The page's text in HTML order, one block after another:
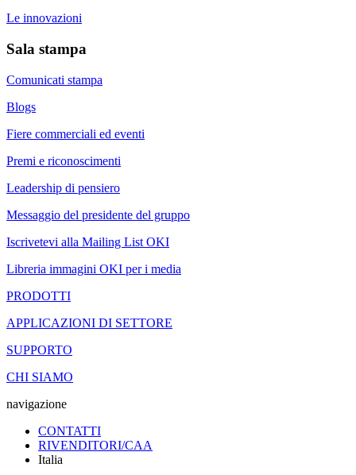
Le innovazioni
Sala stampa
Comunicati stampa
Blogs
Fiere commerciali ed eventi
Premi e riconoscimenti
Leadership di pensiero
Messaggio del presidente del gruppo
Iscrivetevi alla Mailing List OKI
Libreria immagini OKI per i media
PRODOTTI
APPLICAZIONI DI SETTORE
SUPPORTO
CHI SIAMO
navigazione
CONTATTI
RIVENDITORI/CAA
Italia